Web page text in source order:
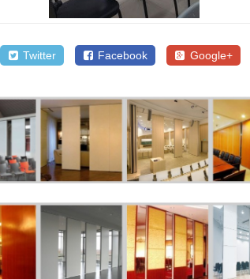
Twitter Facebook Google+
SALE